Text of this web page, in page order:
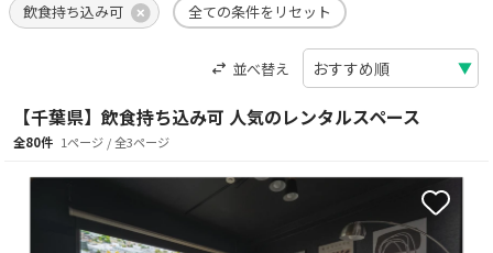
飲食持ち込み可 全ての条件をリセット
並べ替え
【千葉県】飲食持ち込み可 人気のレンタルスペース
全80件 1ページ / 全3ページ